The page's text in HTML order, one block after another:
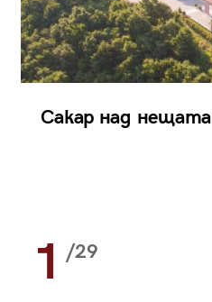
Сакар над нещата
1 /29